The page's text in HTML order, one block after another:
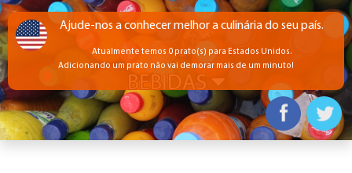
BEBIDAS
Ajude-nos a conhecer melhor a culinária do seu país.
Atualmente temos 0 prato(s) para Estados Unidos.
Adicionando um prato não vai demorar mais de um minuto!